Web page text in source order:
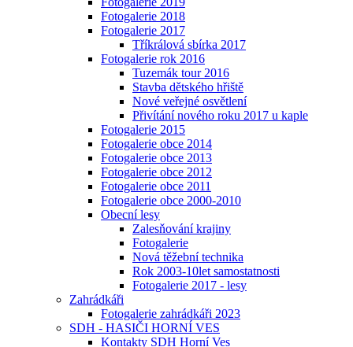
Fotogalerie 2018
Fotogalerie 2017
Tříkrálová sbírka 2017
Fotogalerie rok 2016
Tuzemák tour 2016
Stavba dětského hřiště
Nové veřejné osvětlení
Přivítání nového roku 2017 u kaple
Fotogalerie 2015
Fotogalerie obce 2014
Fotogalerie obce 2013
Fotogalerie obce 2012
Fotogalerie obce 2011
Fotogalerie obce 2000-2010
Obecní lesy
Zalesňování krajiny
Fotogalerie
Nová těžební technika
Rok 2003-10let samostatnosti
Fotogalerie 2017 - lesy
Zahrádkáři
Fotogalerie zahrádkáři 2023
SDH - HASIČI HORNÍ VES
Kontakty SDH Horní Ves